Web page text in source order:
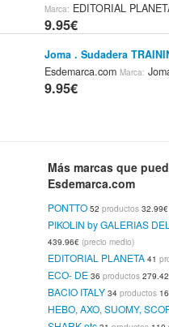
Marca: EDITORIAL
9.95€
Joma . Sudadera
Esdemarca.com Marca:
9.95€
9.95€
Joma . Camiseta 3ª
Naranja-Manga Larga-
Joma
9.95€
Joma . Sudadera
9.95€
Más marcas que
Esdemarca.com
PONTTO 52productos 32.99€
PIKOLIN by GALERIAS
439.96€ (precio medio)
EDITORIAL PLANETA 41
ECO- DE 36productos
BACIO ITALY 34productos
HEBO, AXO, SUOMY,